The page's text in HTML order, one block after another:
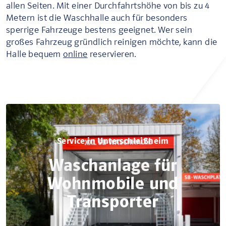
allen Seiten. Mit einer Durchfahrtshöhe von bis zu 4
Metern ist die Waschhalle auch für besonders
sperrige Fahrzeuge bestens geeignet. Wer sein
großes Fahrzeug gründlich reinigen möchte, kann die
Halle bequemonline reservieren.
Service in Unterschleißheim
Waschanlage für
Wohnmobile und
Transporter